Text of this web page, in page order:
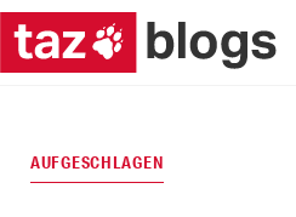
AUFGESCHLAGEN